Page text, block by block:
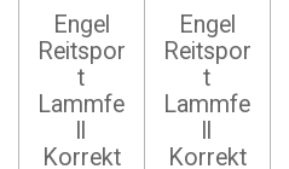
Engel
Reitspor
t
Lammfe
Korrekt
Engel
Reitspor
t
Lammfe
Korrekt